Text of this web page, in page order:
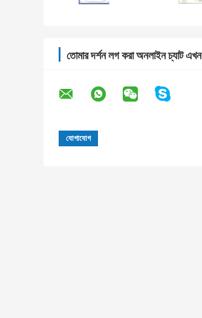
তোমার দর্শন লগ করা অনলাইন চ্যাট এখন